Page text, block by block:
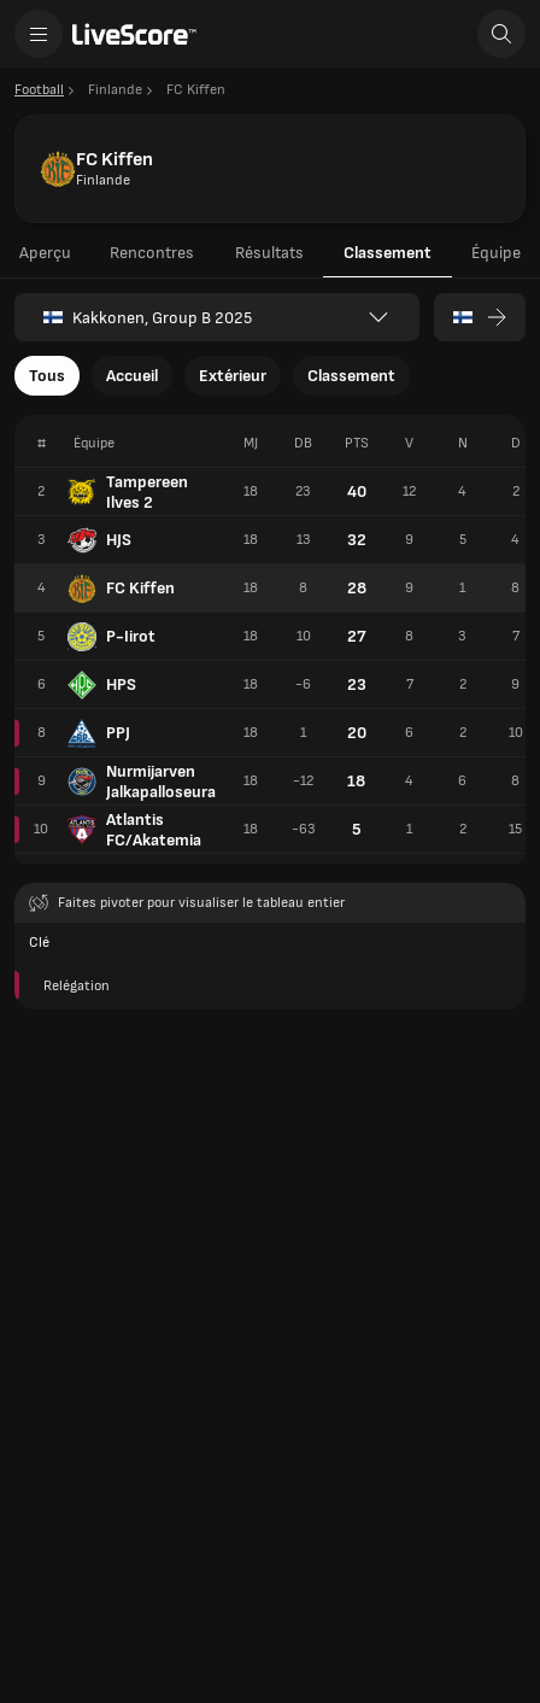
Football Finlande FC Kiffen
FC Kiffen
Finlande
Aperçu Rencontres Résultats Classement Équipe
Kakkonen, Group B 2025
Tous Accueil Extérieur Classement
# Équipe
2
Tampereen
Ilves 2
3 HJS
4 FC Kiffen
5 P-Iirot
6 HPS
8 PPJ
9
Nurmijarven
Jalkapalloseura
10
Atlantis
FC/Akatemia
MJ DB PTS V N D
18 23 40 12 4 2
18 13 32 9 5 4
18 8 28 9 1 8
18 10 27 8 3 7
18 -6 23 7 2 9
18 1 20 6 2 10
18 -12 18 4 6 8
18 -63 5 1 2 15
Faites pivoter pour visualiser le tableau entier
Clé
Relégation